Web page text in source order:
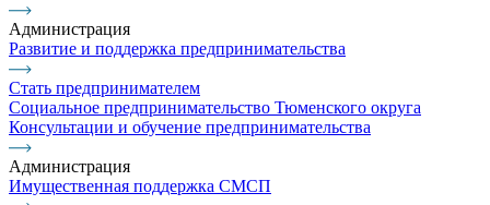
Администрация
Развитие и поддержка предпринимательства
Стать предпринимателем
Социальное предпринимательство Тюменского округа
Консультации и обучение предпринимательства
Администрация
Имущественная поддержка СМСП